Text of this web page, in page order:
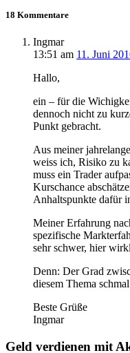
18 Kommentare
Ingmar
13:51 am 11. Juni
Hallo,
ein – für die
dennoch nicht zu
Punkt gebracht.
Aus meiner
weiss ich, Risiko zu
muss ein Trader
Kurschance
Anhaltspunkte dafür
Meiner Erfahrung
spezifische
sehr schwer, hier
Denn: Der Grad
diesem Thema
Beste Grüße
Ingmar
Geld verdienen mit